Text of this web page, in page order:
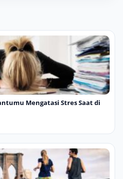
Mengatasi Stres Saat di